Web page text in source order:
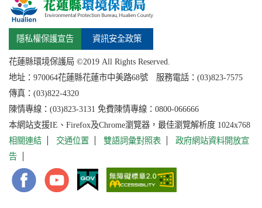
隱私權保護宣告 資訊安全政策
花蓮縣環境保護局 ©2019 All Rights Reserved.
地址： 970064花蓮縣花蓮市中美路68號 服務電話：(03)823-7575
傳真：(03)822-4320
陳情專線：(03)823-3131 免費陳情專線：0800-066666
本網站支援IE、Firefox及Chrome瀏覽器，最佳瀏覽解析度 1024x768
相關連結
交通位置 雙語詞彙對照表
政府網站資料開放宣
告